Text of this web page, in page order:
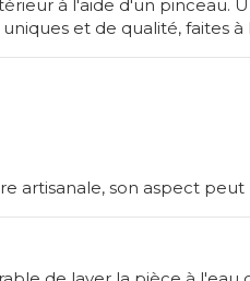
à l'aide d'un pinceau.
et de qualité, faites à
artisanale, son aspect